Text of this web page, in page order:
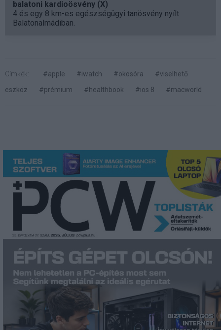
balatoni kardioösvény (X)
4 és egy 8 km-es egészségügyi tanösvény nyílt
Balatonalmádiban.
Címkék: #apple #iwatch #okosóra
#viselhető
eszköz
#prémium #healthbook #ios 8 #macworld